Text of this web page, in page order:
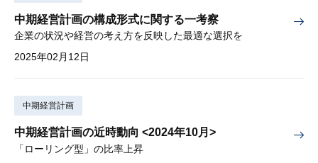
中期経営計画の構成形式に関する一考察
企業の状況や経営の考え方を反映した最適な選択を
2025年02月12日
中期経営計画
中期経営計画の近時動向 <2024年10月>
「ローリング型」の比率上昇